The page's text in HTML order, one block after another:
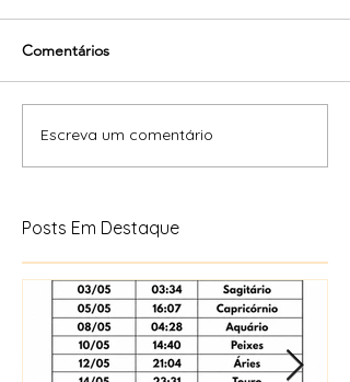
Comentários
Escreva um comentário
Posts Em Destaque